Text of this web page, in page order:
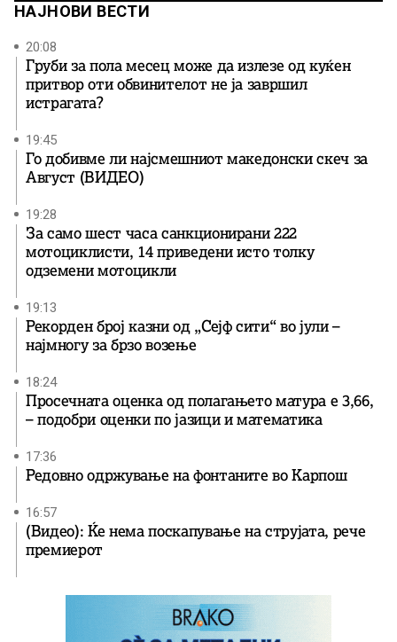
НАЈНОВИ ВЕСТИ
20:08
Груби за пола месец може да излезе од куќен
притвор оти обвинителот не ја завршил
истрагата?
19:45
Го добивме ли најсмешниот македонски скеч за
Август (ВИДЕО)
19:28
За само шест часа санкционирани 222
мотоциклисти, 14 приведени исто толку
одземени мотоцикли
19:13
Рекорден број казни од „Сејф сити“ во јули –
најмногу за брзо возење
18:24
Просечната оценка од полагањето матура е 3,66,
– подобри оценки по јазици и математика
17:36
Редовно одржување на фонтаните во Карпош
16:57
(Видео): Ќе нема поскапување на струјата, рече
премиерот